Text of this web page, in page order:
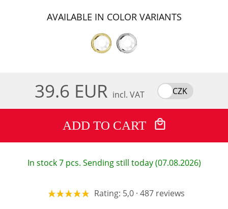
AVAILABLE IN COLOR VARIANTS
39.6 EUR incl. VAT CZK
ADD TO CART
In stock 7 pcs. Sending still today (07.08.2026)
Rating: 5,0 · 487 reviews